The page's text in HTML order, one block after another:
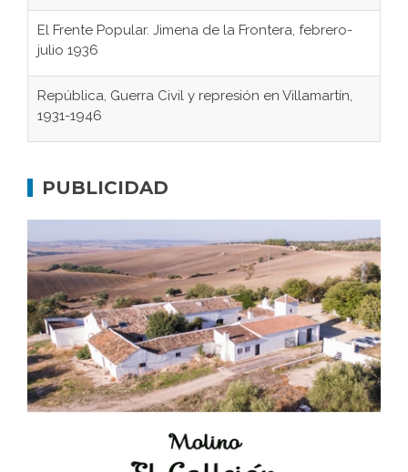
El Frente Popular. Jimena de la Frontera, febrero-
julio 1936
República, Guerra Civil y represión en Villamartín,
1931-1946
Gaditanos deportados a campos de
El Frente Popular. Ubrique, febrero-julio 1936
Juntar las letras. La alfabetización en el campo: del
afán de saber a la autogestión
Historia y vivencias del poblado de Los Hurones
PUBLICIDAD